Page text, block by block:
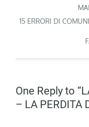
articoli
15 ERRORI DI
One Reply to
– LA PERDITA